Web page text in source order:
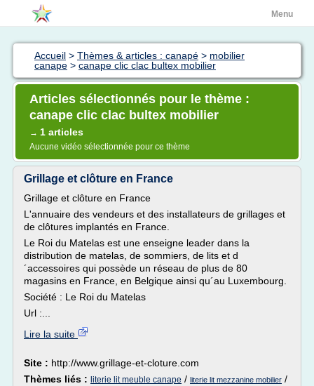
Menu
Accueil > Thèmes & articles : canapé > mobilier
canape > canape clic clac bultex mobilier
Articles sélectionnés pour le thème :
canape clic clac bultex mobilier
→ 1 articles
Aucune vidéo sélectionnée pour ce thème
Grillage et clôture en France
Grillage et clôture en France
L'annuaire des vendeurs et des installateurs de grillages et
de clôtures implantés en France.
Le Roi du Matelas est une enseigne leader dans la
distribution de matelas, de sommiers, de lits et d
´accessoires qui possède un réseau de plus de 80
magasins en France, en Belgique ainsi qu´au Luxembourg.
Société : Le Roi du Matelas
Url :...
Lire la suite
Site : http://www.grillage-et-cloture.com
Thèmes liés : literie lit meuble canape / literie lit mezzanine mobilier /